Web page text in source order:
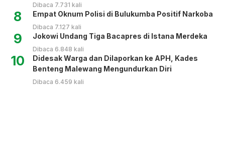
Dibaca 7.731 kali
8 Empat Oknum Polisi di Bulukumba Positif Narkoba
Dibaca 7.127 kali
9 Jokowi Undang Tiga Bacapres di Istana Merdeka
Dibaca 6.848 kali
10
Didesak Warga dan Dilaporkan ke APH, Kades
Benteng Malewang Mengundurkan Diri
Dibaca 6.459 kali